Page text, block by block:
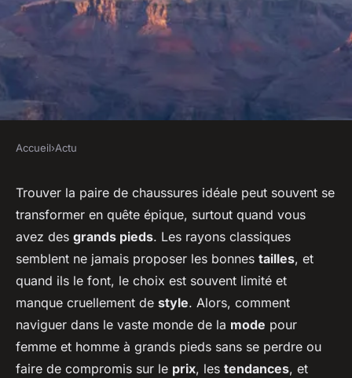
Où trouver des chaussures
quand on a de grands pieds ?
sébastien• 19 janvier 2024•2 min de lecture
Accueil›Actu
Trouver la paire de chaussures idéale peut souvent se
transformer en quête épique, surtout quand vous
avez des grands pieds. Les rayons classiques
semblent ne jamais proposer les bonnes tailles, et
quand ils le font, le choix est souvent limité et
manque cruellement de style. Alors, comment
naviguer dans le vaste monde de la mode pour
femme et homme à grands pieds sans se perdre ou
faire de compromis sur le prix, les tendances, et